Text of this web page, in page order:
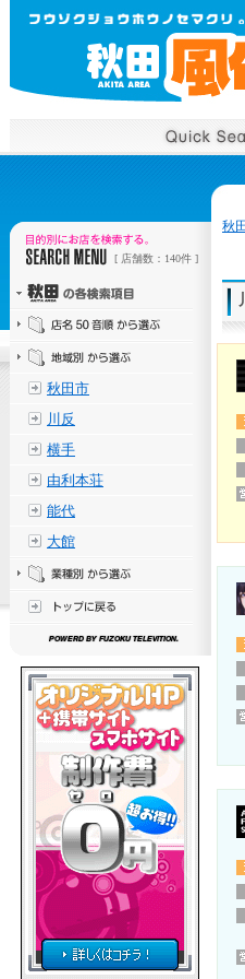
秋
[ 店舗数：140件 ]
秋田市
川反
横手
由利本荘
能代
大館